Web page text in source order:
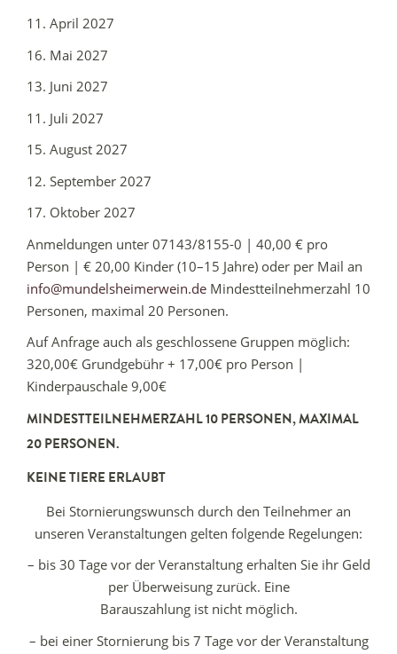
11. April 2027
16. Mai 2027
13. Juni 2027
11. Juli 2027
15. August 2027
12. September 2027
17. Oktober 2027
Anmeldungen unter 07143/8155-0 | 40,00 € pro
Person | € 20,00 Kinder (10–15 Jahre) oder per Mail an
info@mundelsheimerwein.de Mindestteilnehmerzahl 10
Personen, maximal 20 Personen.
Auf Anfrage auch als geschlossene Gruppen möglich:
320,00€ Grundgebühr + 17,00€ pro Person |
Kinderpauschale 9,00€
MINDESTTEILNEHMERZAHL 10 PERSONEN, MAXIMAL
20 PERSONEN.
KEINE TIERE ERLAUBT
Bei Stornierungswunsch durch den Teilnehmer an
unseren Veranstaltungen gelten folgende Regelungen:
– bis 30 Tage vor der Veranstaltung erhalten Sie ihr Geld
per Überweisung zurück. Eine
Barauszahlung ist nicht möglich.
– bei einer Stornierung bis 7 Tage vor der Veranstaltung